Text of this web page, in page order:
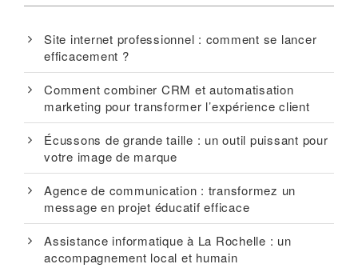
Site internet professionnel : comment se lancer
efficacement ?
Comment combiner CRM et automatisation
marketing pour transformer l’expérience client
Écussons de grande taille : un outil puissant pour
votre image de marque
Agence de communication : transformez un
message en projet éducatif efficace
Assistance informatique à La Rochelle : un
accompagnement local et humain